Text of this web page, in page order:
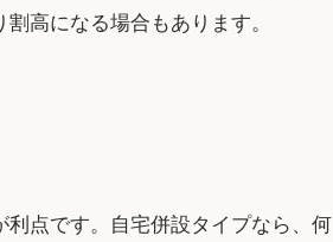
高になる場合もあります。
点です。自宅併設タイプなら、何